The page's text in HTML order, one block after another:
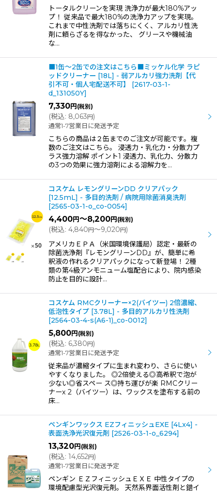
トータルクリーンを実現 洗浄力が最大180%アッ
プ！ 従来品で最大180%の洗浄力アップを実現。
これまで中性洗剤では落ちにくく、アルカリ性洗
剤に頼らざるを得なかった、 グリースや機械油
な…
■1缶〜2缶での注文はこちら■ミッケル化学 ラピ
ッドクリーナー [18L] - 弱アルカリ強力洗剤【代
引不可・個人宅配送不可】
[2617-03-1-
d_131050Y]
7,330円 (税別)
(税込: 8,063円)
通常1-7営業日に発送予定
こちらの商品は２缶までのご注文が可能です。複
数のご注文はこちら。 浸透力・乳化力・分散力プ
ラス強力溶解 ポイント1 浸透力、乳化力、分散力
の3つの効果に強力溶剤による溶解力を…
コスケム レモングリーンDD クリアパック
[12.5mL] - 多目的洗剤 / 病院用除菌消臭洗剤
[2565-03-1-o_co-0054]
4,400円～8,200円 (税別)
(税込: 4,840円～9,020円)
アメリカＥＰＡ（米国環境保護局）認定・最新の
除菌洗浄剤『レモングリーンDD』が、簡単に希
釈液の作れるクリアパックになって新登場！ 2種
類の第4級アンモニューム塩配合により、院内感染
防止を目的に設計…
コスケム RMCクリーナー×2(バイツー) 2倍濃縮、
低泡性タイプ [3.78L] - 多目的アルカリ性洗剤
[2564-03-4-s(A6-1)_co-0012]
5,800円 (税別)
(税込: 6,380円)
通常1-7営業日に発送予定
従来品が濃縮タイプに生まれ変わり、さらに使い
やすくなりました。 ◎2倍使える◎高希釈で泡が
少ない◎省スペー ス◎持ち運びが楽 RMCクリー
ナーx 2（バイツー）は、ワックスを塗布する前の
床…
ペンギンワックス EZフィニッシュEXE [4Lx4] -
表面洗浄光沢復元剤 [2526-03-1-o_6294]
13,320円 (税別)
(税込: 14,652円)
通常1-7営業日に発送予定
ペンギン ＥＺフィニッシュＥＸＥ 中性タイプの
環境配慮型光沢復元剤。 天然系界面活性剤と錯イ